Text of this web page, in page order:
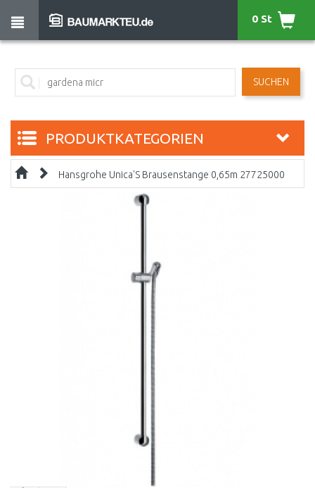
SUCHEN
0 St
PRODUKTKATEGORIEN
Hansgrohe Unica'S Brausenstange 0,65m 27725000